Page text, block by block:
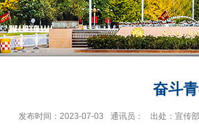
奋斗
发布时间：2023-07-03 通讯员： 出处：宣传